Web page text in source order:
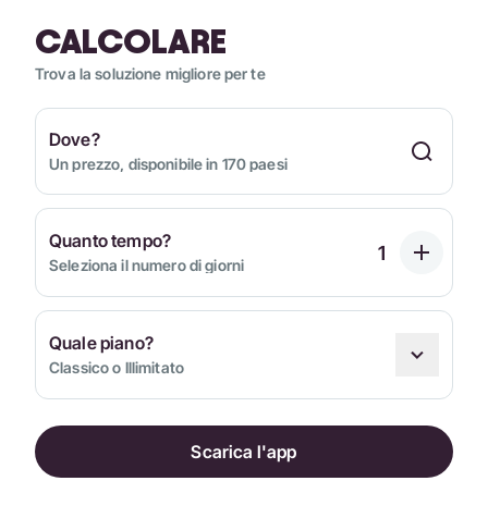
CALCOLARE
Trova la soluzione migliore per te
Dove?
Un prezzo, disponibile in 170 paesi
Quanto tempo?
Seleziona il numero di giorni
Quale piano?
Classico o Illimitato
Scarica l'app